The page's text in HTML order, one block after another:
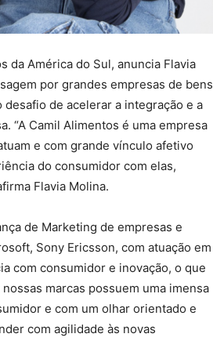
da América do Sul, anuncia Flavia
por grandes empresas de bens
de acelerar a integração e a
“A Camil Alimentos é uma empresa
e com grande vínculo afetivo
do consumidor com elas,
Flavia Molina.
de Marketing de empresas e
Sony Ericsson, com atuação em
com consumidor e inovação, o que
marcas possuem uma imensa
e com um olhar orientado e
com agilidade às novas